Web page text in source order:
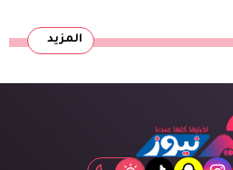
المزيد